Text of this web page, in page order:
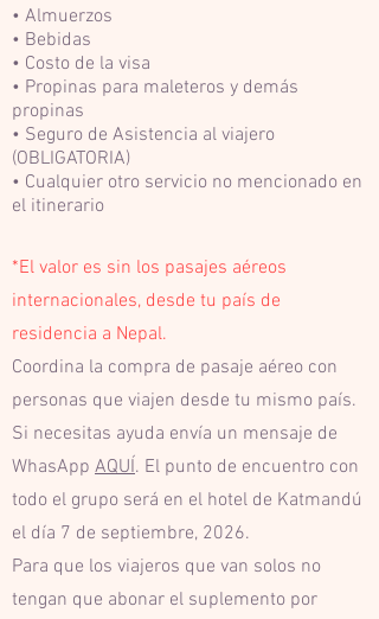
• Almuerzos
• Bebidas
• Costo de la visa
• Propinas para maleteros y demás
propinas
• Seguro de Asistencia al viajero
(OBLIGATORIA)
• Cualquier otro servicio no mencionado en
el itinerario
*El valor es sin los pasajes aéreos
internacionales, desde tu país de
residencia a Nepal.
Coordina la compra de pasaje aéreo con
personas que viajen desde tu mismo país.
Si necesitas ayuda envía un mensaje de
WhasApp AQUÍ. El punto de encuentro con
todo el grupo será en el hotel de Katmandú
el día 7 de septiembre, 2026.
Para que los viajeros que van solos no
tengan que abonar el suplemento por